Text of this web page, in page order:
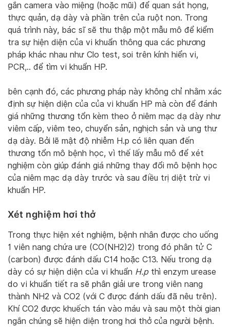
gắn camera vào miệng (hoặc mũi) để quan sát họng,
thực quản, dạ dày và phần trên của ruột non. Trong
quá trình này, bác sĩ sẽ thu thập một mẫu mô để kiểm
tra sự hiện diện của vi khuẩn thông qua các phương
pháp khác nhau như Clo test, soi trên kính hiển vi,
PCR,.. để tìm vi khuẩn HP.
bên cạnh đó, các phương pháp này không chỉ nhằm xác
định sự hiện diện của của vi khuẩn HP mà còn để đánh
giá những thương tổn kèm theo ở niêm mạc dạ dày như
viêm cấp, viêm teo, chuyển sản, nghịch sản và ung thư
dạ dày. Bởi lẽ mật độ nhiễm H.p có liên quan đến
thương tổn mô bệnh học, vì thế lấy mẫu mô để xét
nghiệm còn giúp đánh giá những thay đổi mô bệnh học
của niêm mạc dạ dày trước và sau điều trị diệt trừ vi
khuẩn HP.
Xét nghiệm hơi thở
Trong thực hiện xét nghiệm, bệnh nhân được cho uống
1 viên nang chứa ure (CO(NH2)2) trong đó phân tử C
(carbon) được đánh dấu C14 hoặc C13. Nếu trong dạ
dày có sự hiện diện của vi khuẩn H.pthì enzym urease
do vi khuẩn tiết ra sẽ phân giải ure trong viên nang
thành NH2 và CO2 (với C được đánh dấu đã nêu trên).
Khí CO2 được khuếch tán vào máu và sau một thời gian
ngắn chúng sẽ hiện diện trong hơi thở của người bệnh.